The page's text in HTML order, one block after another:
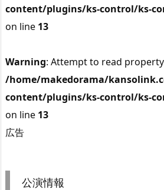
content/plugins/ks-control/ks-
on line 13
Warning: Attempt to read
/home/makedorama/
content/plugins/ks-control/ks-
on line 13
広告
公演情報